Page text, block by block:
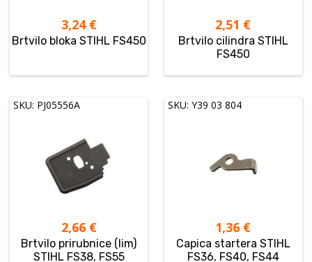
3,24 €
Brtvilo bloka STIHL FS450
2,51 €
Brtvilo cilindra STIHL
FS450
SKU: PJ05556A
2,66 €
Brtvilo prirubnice (lim)
STIHL FS38, FS55
SKU: Y39 03 804
1,36 €
Capica startera STIHL
FS36, FS40, FS44